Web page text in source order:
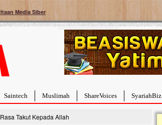
Media Siber
Saintech Muslimah ShareVoices SyariahBiz
Takut Kepada Allah